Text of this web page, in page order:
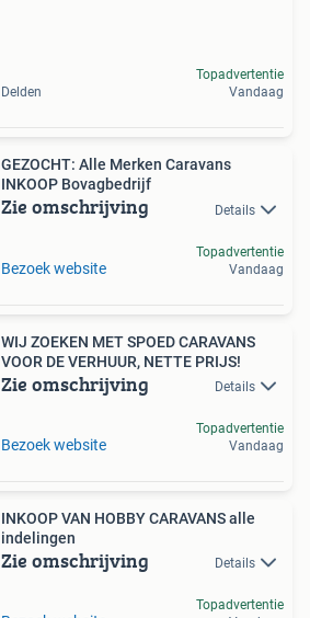
Delden
Topadvertentie
Vandaag
GEZOCHT: Alle Merken Caravans
INKOOP Bovagbedrijf
Zie omschrijving Details
Bezoek website
Topadvertentie
Vandaag
WIJ ZOEKEN MET SPOED CARAVANS
VOOR DE VERHUUR, NETTE PRIJS!
Zie omschrijving Details
Bezoek website
Topadvertentie
Vandaag
INKOOP VAN HOBBY CARAVANS alle
indelingen
Zie omschrijving Details
Topadvertentie